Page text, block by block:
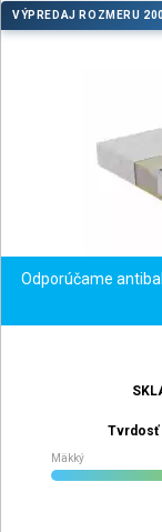
VÝPREDAJ ROZMERU
Odporúčame
Tvrdosť
Mäkký